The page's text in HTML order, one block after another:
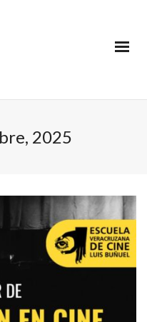
2025